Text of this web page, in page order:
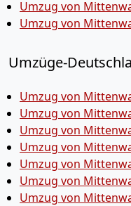
Umzug von
Umzug von
Umzüge-
Umzug von
Umzug von
Umzug von
Umzug von
Umzug von
Umzug von
Umzug von